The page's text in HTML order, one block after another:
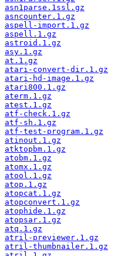
asn1parse.1ssl.gz
asncounter.1.gz
aspell-import.1.gz
aspell.1.gz
astroid.1.gz
asy.1.gz
at.1.gz
atari-convert-dir.1.gz
atari-hd-image.1.gz
atari800.1.gz
aterm.1.gz
atest.1.gz
atf-check.1.gz
atf-sh.1.gz
atf-test-program.1.gz
atinout.1.gz
atktopbm.1.gz
atobm.1.gz
atomx.1.gz
atool.1.gz
atop.1.gz
atopcat.1.gz
atopconvert.1.gz
atophide.1.gz
atopsar.1.gz
atq.1.gz
atril-previewer.1.gz
atril-thumbnailer.1.gz